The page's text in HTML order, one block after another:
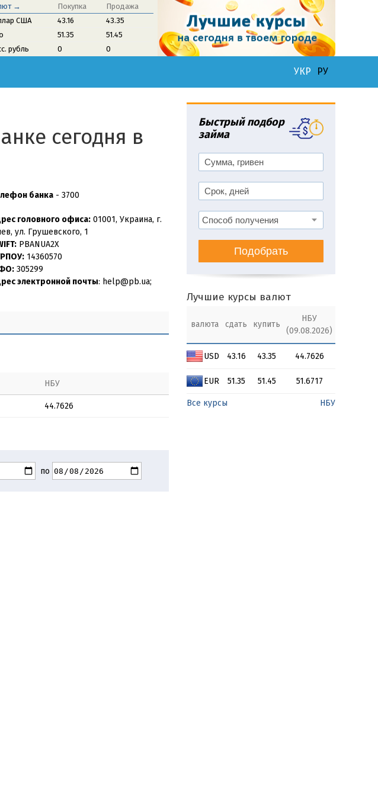
→ Покупка
Продажа
США
43.16
43.35
51.35
51.45
рубль
0 0
УКР РУ
сегодня в
банка - 3700
головного офиса: 01001, Украина, г.
ул. Грушевского, 1
PBANUA2X
14360570
305299
электронной почты: help@pb.ua;
НБУ
44.7626
по
Быстрый подбор
займа
Подобрать
Лучшие курсы валют
валюта сдать купить
НБУ
(09.08.2026)
USD 43.16 43.35 44.7626
EUR 51.35 51.45 51.6717
Все курсы НБУ